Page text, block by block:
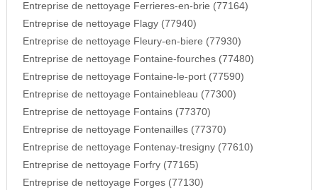
Entreprise de nettoyage Ferrieres-en-brie (77164)
Entreprise de nettoyage Flagy (77940)
Entreprise de nettoyage Fleury-en-biere (77930)
Entreprise de nettoyage Fontaine-fourches (77480)
Entreprise de nettoyage Fontaine-le-port (77590)
Entreprise de nettoyage Fontainebleau (77300)
Entreprise de nettoyage Fontains (77370)
Entreprise de nettoyage Fontenailles (77370)
Entreprise de nettoyage Fontenay-tresigny (77610)
Entreprise de nettoyage Forfry (77165)
Entreprise de nettoyage Forges (77130)